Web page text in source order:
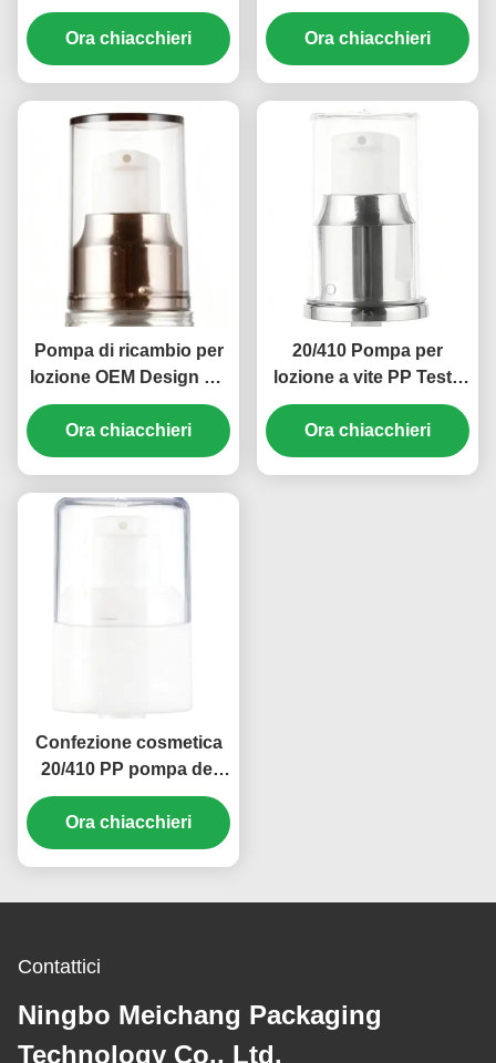
personalizzata Pompa
cosmetica a vite in PP
18/410 (MC-125)
Ora chiacchieri
plastica riciclabile a
prova di bambini (MC-
121)
Ora chiacchieri
Pompa di ricambio per
lozione OEM Design PP
20/410 Pompa di
trattamento in plastica
0,2 ml (MC-131)
Ora chiacchieri
20/410 Pompa per
lozione a vite PP Testa
pompa emulsione 0.2 ml
Discarica (MC-129)
Ora chiacchieri
Confezione cosmetica
20/410 PP pompa del
siero pompe spray
dispenser pompe OEM
(MC-135)
Ora chiacchieri
Contattici
Ningbo Meichang Packaging
Technology Co., Ltd.